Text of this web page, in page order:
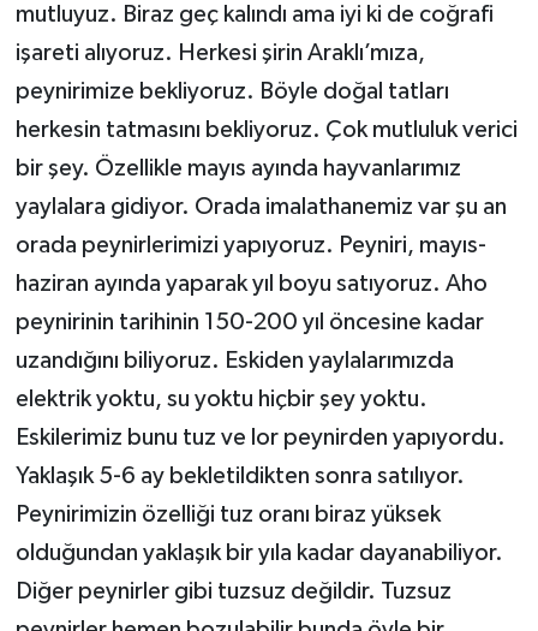
mutluyuz. Biraz geç kalındı ama iyi ki de coğrafi
işareti alıyoruz. Herkesi şirin Araklı’mıza,
peynirimize bekliyoruz. Böyle doğal tatları
herkesin tatmasını bekliyoruz. Çok mutluluk verici
bir şey. Özellikle mayıs ayında hayvanlarımız
yaylalara gidiyor. Orada imalathanemiz var şu an
orada peynirlerimizi yapıyoruz. Peyniri, mayıs-
haziran ayında yaparak yıl boyu satıyoruz. Aho
peynirinin tarihinin 150-200 yıl öncesine kadar
uzandığını biliyoruz. Eskiden yaylalarımızda
elektrik yoktu, su yoktu hiçbir şey yoktu.
Eskilerimiz bunu tuz ve lor peynirden yapıyordu.
Yaklaşık 5-6 ay bekletildikten sonra satılıyor.
Peynirimizin özelliği tuz oranı biraz yüksek
olduğundan yaklaşık bir yıla kadar dayanabiliyor.
Diğer peynirler gibi tuzsuz değildir. Tuzsuz